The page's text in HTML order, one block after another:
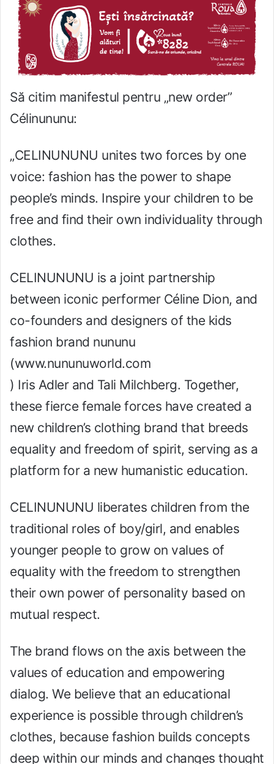
Să citim manifestul pentru „new order”
Célinununu:
„CELINUNUNU unites two forces by one
voice: fashion has the power to shape
people’s minds. Inspire your children to be
free and find their own individuality through
clothes.
CELINUNUNU is a joint partnership
between iconic performer Céline Dion, and
co-founders and designers of the kids
fashion brand nununu
(www.nununuworld.com
) Iris Adler and Tali Milchberg. Together,
these fierce female forces have created a
new children’s clothing brand that breeds
equality and freedom of spirit, serving as a
platform for a new humanistic education.
CELINUNUNU liberates children from the
traditional roles of boy/girl, and enables
younger people to grow on values of
equality with the freedom to strengthen
their own power of personality based on
mutual respect.
The brand flows on the axis between the
values of education and empowering
dialog. We believe that an educational
experience is possible through children’s
clothes, because fashion builds concepts
deep within our minds and changes thought